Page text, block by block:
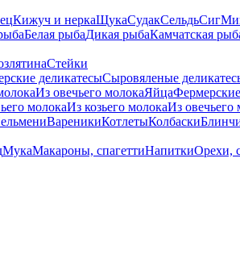
Кижуч и неркаЩукаСудакСельдьСиг
Белая рыбаДикая рыбаКамчатская
Стейки
деликатесыСыровяленые
Из овечьего молокаЯйца
молокаИз козьего молокаИз овечьего
ВареникиКотлетыКолбаски
МукаМакароны, спагеттиНапиткиОрехи,